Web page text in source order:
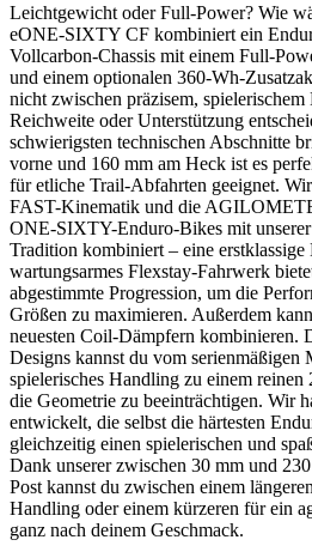
Leichtgewicht oder Full-Power? Wie
eONE-SIXTY CF kombiniert ein
Vollcarbon-Chassis mit einem Full-
und einem optionalen 360-Wh-
nicht zwischen präzisem,
Reichweite oder Unterstützung
schwierigsten technischen Abschnitte
vorne und 160 mm am Heck ist es
für etliche Trail-Abfahrten geeignet.
FAST-Kinematik und die
ONE-SIXTY-Enduro-Bikes mit
Tradition kombiniert – eine
wartungsarmes Flexstay-Fahrwerk
abgestimmte Progression, um die
Größen zu maximieren. Außerdem
neuesten Coil-Dämpfern kombinieren.
Designs kannst du vom serienmäßigen
spielerisches Handling zu einem reinen
die Geometrie zu beeinträchtigen. Wir
entwickelt, die selbst die härtesten
gleichzeitig einen spielerischen und
Dank unserer zwischen 30 mm und
Post kannst du zwischen einem
Handling oder einem kürzeren für ein
ganz nach deinem Geschmack.